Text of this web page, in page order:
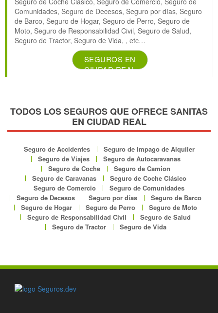
Comunidades, Seguro de Decesos, Seguro por días, Seguro
de Barco, Seguro de Hogar, Seguro de Perro, Seguro de
Moto, Seguro de Responsabilidad Civil, Seguro de Salud,
Seguro de Tractor, Seguro de Vida, , etc…
SEGUROS EN
CIUDAD REAL
TODOS LOS SEGUROS QUE OFRECE SANITAS
EN CIUDAD REAL
Seguro de Accidentes
Seguro de Impago de Alquiler
Seguro de Viajes
Seguro de Autocaravanas
Seguro de Coche
Seguro de Camion
Seguro de Caravanas
Seguro de Coche Clásico
Seguro de Comercio
Seguro de Comunidades
Seguro de Decesos
Seguro por días
Seguro de Barco
Seguro de Hogar
Seguro de Perro
Seguro de Moto
Seguro de Responsabilidad Civil
Seguro de Salud
Seguro de Tractor
Seguro de Vida